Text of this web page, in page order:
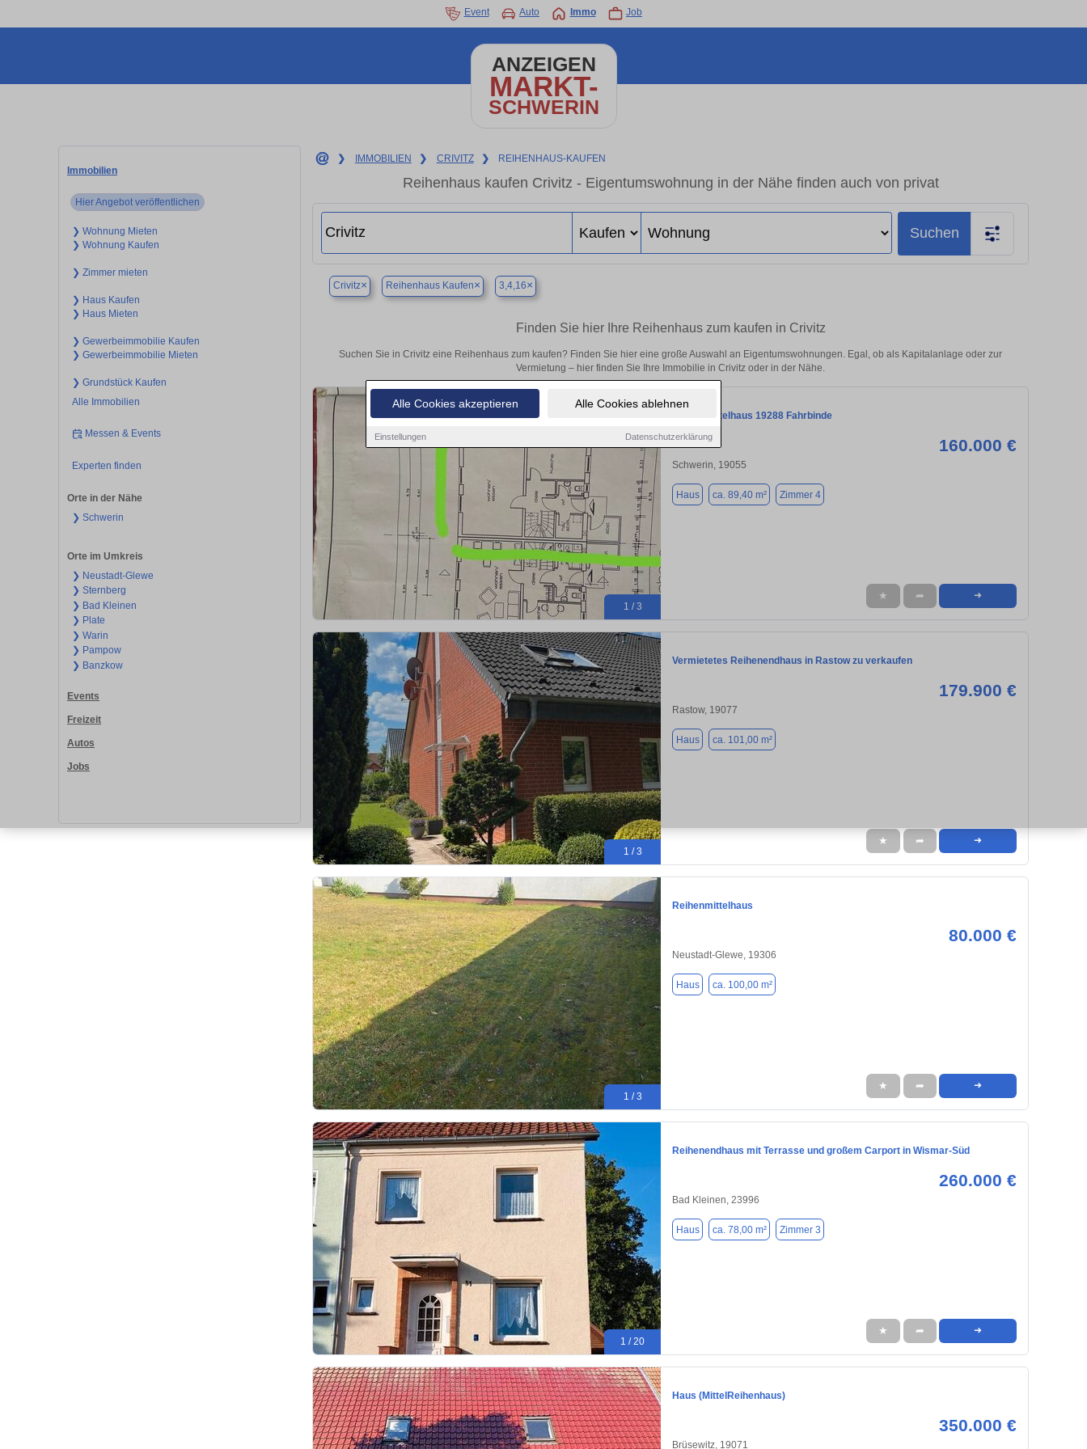
Alle Cookies akzeptieren Alle Cookies ablehnen
Einstellungen Datenschutzerklärung
Event Auto Immo Job
ANZEIGEN
MARKT-
SCHWERIN
Immobilien
Hier Angebot veröffentlichen
❯ Wohnung Mieten
❯ Wohnung Kaufen
❯ Zimmer mieten
❯ Haus Kaufen
❯ Haus Mieten
❯ Gewerbeimmobilie Kaufen
❯ Gewerbeimmobilie Mieten
❯ Grundstück Kaufen
Alle Immobilien
Messen & Events
Experten finden
Orte in der Nähe
❯ Schwerin
Orte im Umkreis
❯ Neustadt-Glewe
❯ Sternberg
❯ Bad Kleinen
❯ Plate
❯ Warin
❯ Pampow
❯ Banzkow
Events
Freizeit
Autos
Jobs
❯ IMMOBILIEN ❯ CRIVITZ ❯ REIHENHAUS-KAUFEN
Reihenhaus kaufen Crivitz - Eigentumswohnung in der Nähe finden auch von privat
Suchen
Crivitz× Reihenhaus Kaufen× 3,4,16×
Finden Sie hier Ihre Reihenhaus zum kaufen in Crivitz
Suchen Sie in Crivitz eine Reihenhaus zum kaufen? Finden Sie hier eine große Auswahl an Eigentumswohnungen. Egal, ob als Kapitalanlage oder zur
Vermietung – hier finden Sie Ihre Immobilie in Crivitz oder in der Nähe.
1 / 3
Reihenmittelhaus 19288 Fahrbinde
160.000 €
Schwerin, 19055
Haus ca. 89,40 m² Zimmer 4
★ ➦ ➜
1 / 3
Vermietetes Reihenendhaus in Rastow zu verkaufen
179.900 €
Rastow, 19077
Haus ca. 101,00 m²
★ ➦ ➜
1 / 3
Reihenmittelhaus
80.000 €
Neustadt-Glewe, 19306
Haus ca. 100,00 m²
★ ➦ ➜
1 / 20
Reihenendhaus mit Terrasse und großem Carport in Wismar-Süd
260.000 €
Bad Kleinen, 23996
Haus ca. 78,00 m² Zimmer 3
★ ➦ ➜
Haus (MittelReihenhaus)
350.000 €
Brüsewitz, 19071